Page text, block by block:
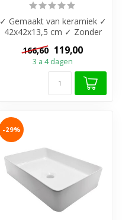
✓ Gemaakt van keramiek ✓
42x42x13,5 cm ✓ Zonder
166,60 119,00
3 a 4 dagen
-29%